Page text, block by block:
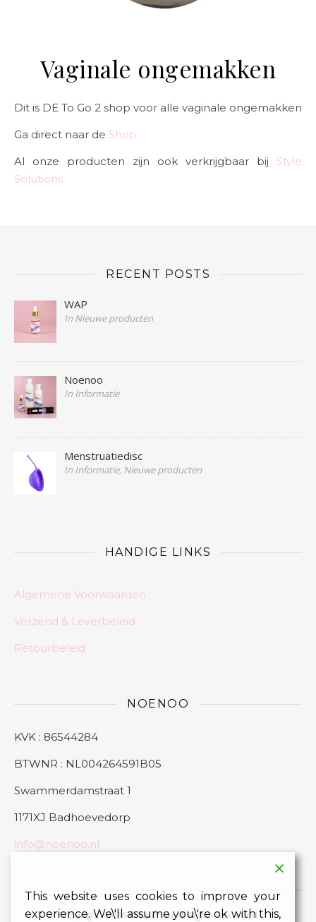
Vaginale ongemakken
Dit is DE To Go 2 shop voor alle vaginale ongemakken
Ga direct naar de Shop
Al onze producten zijn ook verkrijgbaar bij Style
Solutions
RECENT POSTS
WAP
In Nieuwe producten
Noenoo
In Informatie
Menstruatiedisc
In Informatie, Nieuwe producten
HANDIGE LINKS
Algemene Voorwaarden
Verzend & Leverbeleid
Retourbeleid
NOENOO
KVK : 86544284
BTWNR : NL004264591B05
Swammerdamstraat 1
1171XJ Badhoevedorp
info@noenoo.nl
Copyright - 2026 © Noenoo All Rights Reserved
This website uses cookies to improve your
experience. We\'ll assume you\'re ok with this,